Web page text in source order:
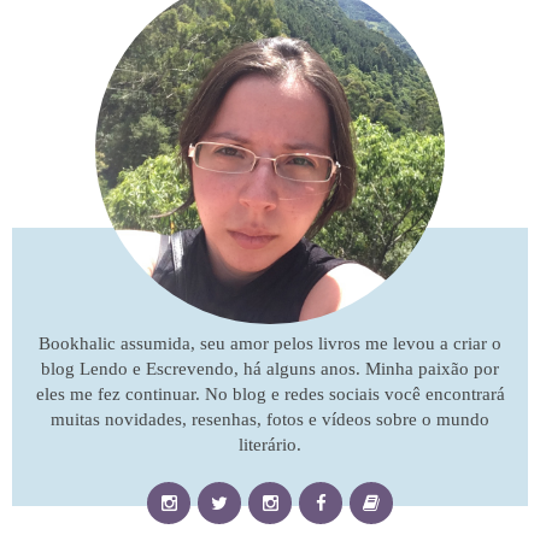
Bookhalic assumida, seu amor pelos livros me levou a criar o
blog Lendo e Escrevendo, há alguns anos. Minha paixão por
eles me fez continuar. No blog e redes sociais você encontrará
muitas novidades, resenhas, fotos e vídeos sobre o mundo
literário.